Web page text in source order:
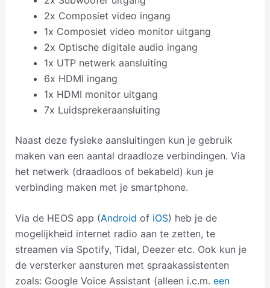
2x Composiet video ingang
1x Composiet video monitor uitgang
2x Optische digitale audio ingang
1x UTP netwerk aansluiting
6x HDMI ingang
1x HDMI monitor uitgang
7x Luidsprekeraansluiting
Naast deze fysieke aansluitingen kun je gebruik
maken van een aantal draadloze verbindingen. Via
het netwerk (draadloos of bekabeld) kun je
verbinding maken met je smartphone.
Via de HEOS app (Android of iOS) heb je de
mogelijkheid internet radio aan te zetten, te
streamen via Spotify, Tidal, Deezer etc. Ook kun je
de versterker aansturen met spraakassistenten
zoals: Google Voice Assistant (alleen i.c.m. een